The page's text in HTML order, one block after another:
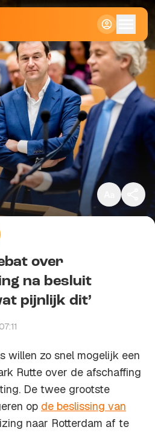
Klein
Standaard
Groot
over
na besluit
pijnlijk dit’
willen zo snel mogelijk een
Rutte over de afschaffing
De twee grootste
op de beslissing van
naar Rotterdam af te